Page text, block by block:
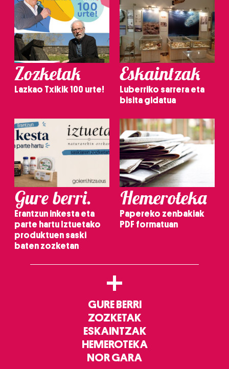
Zozketak
Lazkao Txikik 100 urte!
Eskaintzak
Luberriko sarrera eta
bisita gidatua
Gure berri.
Erantzun inkesta eta
parte hartu Iztuetako
produktuen saski
baten zozketan
Hemeroteka
Papereko zenbakiak
PDF formatuan
+
GURE BERRI
ZOZKETAK
ESKAINTZAK
HEMEROTEKA
NOR GARA